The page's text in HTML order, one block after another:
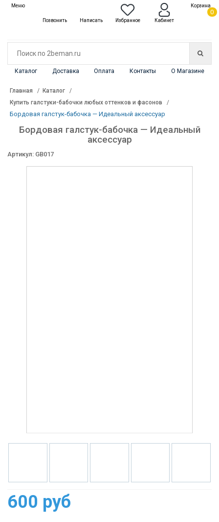
Каталог Доставка Оплата Контакты О Магазине
Каталог
Главная
Каталог
Купить галстуки-бабочки любых оттенков и фасонов
Бордовая галстук-бабочка — Идеальный аксессуар
Бордовая галстук-бабочка — Идеальный
аксессуар
Артикул: GB017
600 руб
Позвонить Написать Избранное Кабинет
0